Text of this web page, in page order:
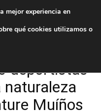
deportistas
Muíños
mejor experiencia en
qué cookies utilizamos o